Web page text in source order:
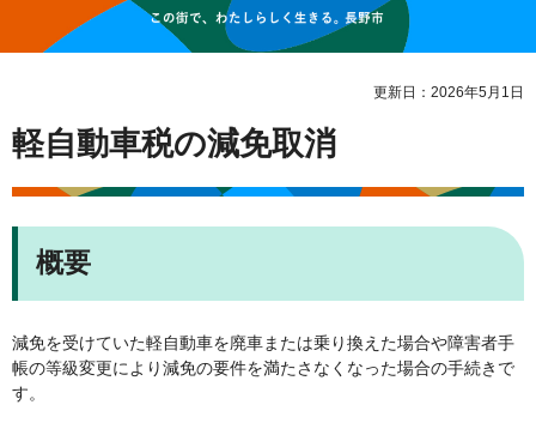
更新日：2026年5月1日
軽自動車税の減免取消
概要
減免を受けていた軽自動車を廃車または乗り換えた場合や障害者手
帳の等級変更により減免の要件を満たさなくなった場合の手続きで
す。